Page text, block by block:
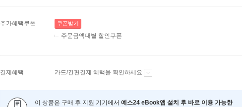
추가혜택쿠폰 쿠폰받기
주문금액대별 할인쿠폰
결제혜택 카드/간편결제 혜택을 확인하세요
이 상품은 구매 후 지원 기기에서 예스24 eBook앱 설치 후 바로 이용 가능한